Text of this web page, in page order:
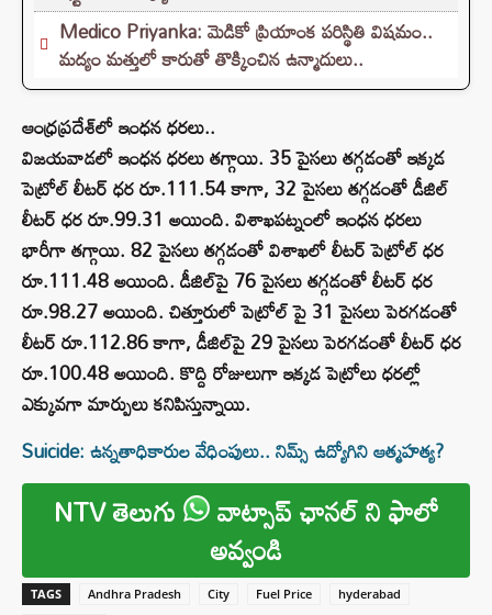
Medico Priyanka: మెడికో ప్రియాంక పరిస్థితి విషమం..
మద్యం మత్తులో కారుతో తొక్కించిన ఉన్మాదులు..
ఆంధ్రప్రదేశ్‌లో ఇంధన ధరలు..
విజయవాడలో ఇంధన ధరలు తగ్గాయి. 35 పైసలు తగ్గడంతో ఇక్కడ
పెట్రోల్‌ లీటర్ ధర రూ.111.54 కాగా, 32 పైసలు తగ్గడంతో డీజిల్
లీటర్ ధర రూ.99.31 అయింది. విశాఖపట్నంలో ఇంధన ధరలు
భారీగా తగ్గాయి. 82 పైసలు తగ్గడంతో విశాఖలో లీటర్ పెట్రోల్ ధర
రూ.111.48 అయింది. డీజిల్‌పై 76 పైసలు తగ్గడంతో లీటర్ ధర
రూ.98.27 అయింది. చిత్తూరులో పెట్రోల్ పై 31 పైసలు పెరగడంతో
లీటర్ రూ.112.86 కాగా, డీజిల్‌పై 29 పైసలు పెరగడంతో లీటర్ ధర
రూ.100.48 అయింది. కొద్ది రోజులుగా ఇక్కడ పెట్రోలు ధరల్లో
ఎక్కువగా మార్పులు కనిపిస్తున్నాయి.
Suicide: ఉన్నతాధికారుల వేధింపులు.. నిమ్స్ ఉద్యోగిని ఆత్మహత్య?
NTV తెలుగు వాట్సాప్ ఛానల్ ని ఫాలో
అవ్వండి
TAGS Andhra Pradesh City Fuel Price
hyderabad